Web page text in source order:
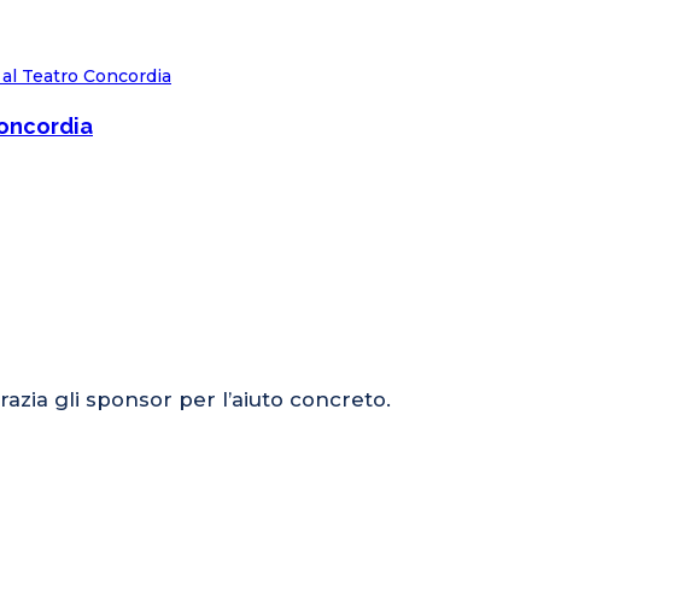
gli sponsor per l’aiuto concreto.